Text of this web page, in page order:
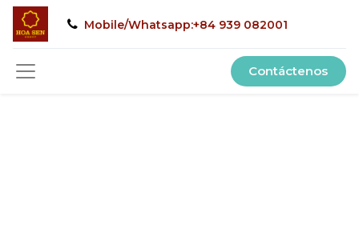
Mobile/Whatsapp:+84 939 082001
Contáctenos